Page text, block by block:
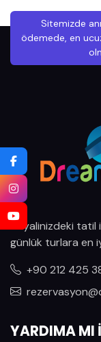
Aralık
Şubat
Nisan
Sitemizde
ödemede, en
Hayalinizdeki
günlük turlara en
+90 212 425
YARDIMA MI